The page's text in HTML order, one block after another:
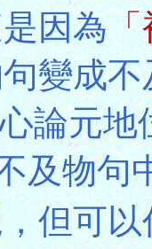
因為「
變成
論元
及物句
但可